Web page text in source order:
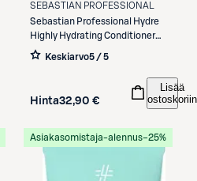
SEBASTIAN PROFESSIONAL
Sebastian Professional
Hydre
Highly Hydrating Conditioner
200ml
Keskiarvo5 / 5
Hinta32,90 €
Lisää
ostoskoriin
Asiakasomistaja-alennus−25%